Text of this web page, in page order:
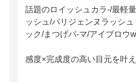
話題のロイッシュカラ-/最軽
ッシュ/パリジェンヌラッシ
ック/まつげパ-マ/アイブロウ
感度×完成度の高い目元を叶